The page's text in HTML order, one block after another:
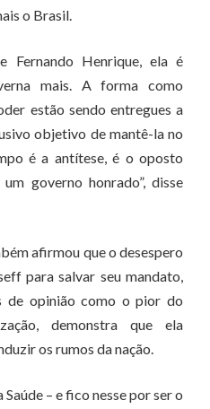
o Brasil.
Fernando Henrique, ela é
mais. A forma como
estão sendo entregues a
objetivo de mantê-la no
é a antítese, é o oposto
governo honrado”, disse
afirmou que o desespero
para salvar seu mandato,
de opinião como o pior do
demonstra que ela
os rumos da nação.
– e fico nesse por ser o